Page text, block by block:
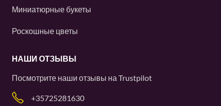
Миниатюрные букеты
Роскошные цветы
НАШИ ОТЗЫВЫ
Посмотрите наши отзывы на Trustpilot
+35725281630